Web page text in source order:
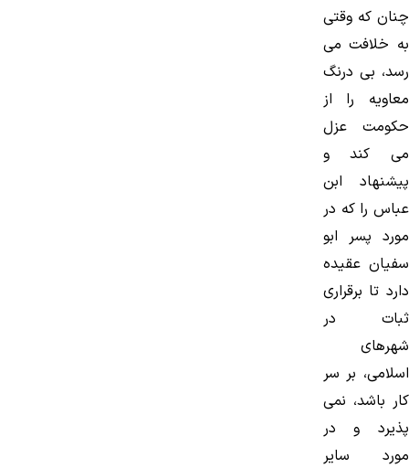
چنان كه وقتی
به خلافت می
رسد، بی درنگ
معاویه را از
حكومت عزل
می كند و
پیشنهاد ابن
عباس را كه در
مورد پسر ابو
سفیان عقیده
دارد تا برقراری
ثبات در
شهرهای
اسلامی، بر سر
كار باشد، نمی
پذیرد و در
مورد سایر